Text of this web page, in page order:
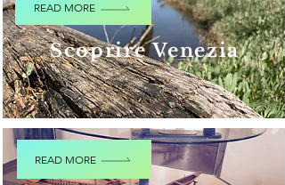
READ MORE
Scoprire Venezia
READ MORE